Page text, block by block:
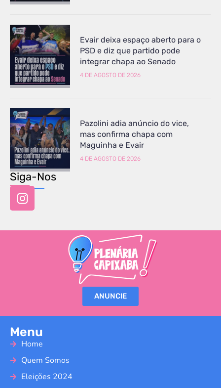
Evair deixa espaço aberto para o
PSD e diz que partido pode
integrar chapa ao Senado
4 DE AGOSTO DE 2026
Pazolini adia anúncio do vice,
mas confirma chapa com
Maguinha e Evair
4 DE AGOSTO DE 2026
Siga-Nos
ANUNCIE
Menu
Home
Quem Somos
Eleições 2024